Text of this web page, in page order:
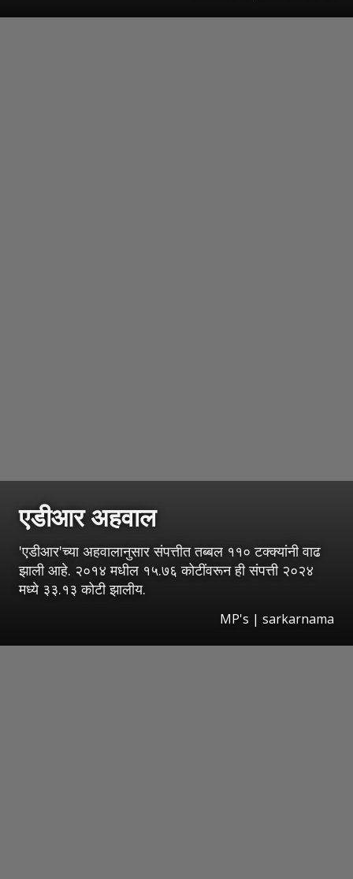
एडीआर अहवाल
'एडीआर'च्या अहवालानुसार संपत्तीत तब्बल ११० टक्क्यांनी वाढ
झाली आहे. २०१४ मधील १५.७६ कोटींवरून ही संपत्ती २०२४
मध्ये ३३.१३ कोटी झालीय.
MP's | sarkarnama